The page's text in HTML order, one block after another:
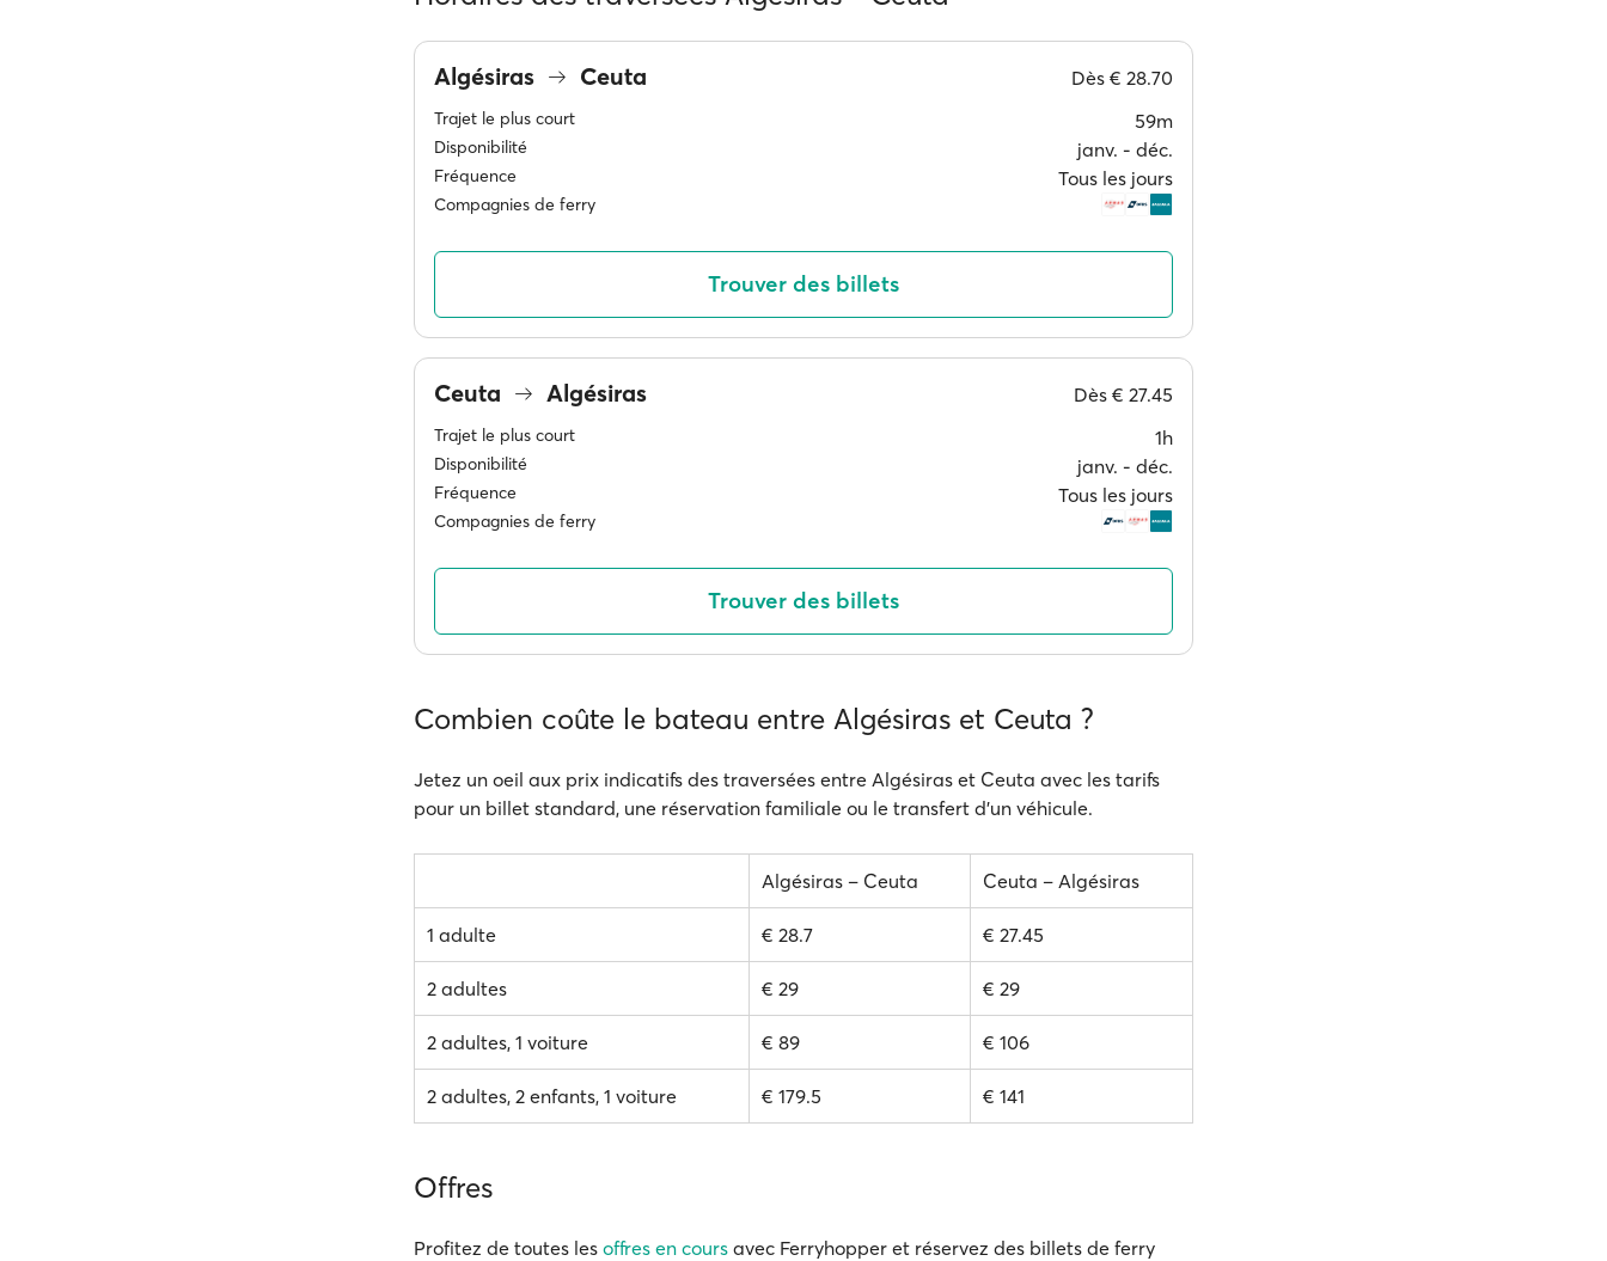
Algésiras Ceuta Dès € 28.70
Trajet le plus court 59m
Disponibilité janv. ‐ déc.
Fréquence Tous les jours
Compagnies de ferry
Trouver des billets
Ceuta Algésiras Dès € 27.45
Trajet le plus court 1h
Disponibilité janv. ‐ déc.
Fréquence Tous les jours
Compagnies de ferry
Trouver des billets
Combien coûte le bateau entre Algésiras et Ceuta ?
Jetez un oeil aux prix indicatifs des traversées entre Algésiras et Ceuta avec les tarifs
pour un billet standard, une réservation familiale ou le transfert d'un véhicule.
Algésiras – Ceuta Ceuta – Algésiras
1 adulte € 28.7 € 27.45
2 adultes € 29 € 29
2 adultes, 1 voiture € 89 € 106
2 adultes, 2 enfants, 1 voiture € 179.5 € 141
Offres
Profitez de toutes les offres en cours avec Ferryhopper et réservez des billets de ferry